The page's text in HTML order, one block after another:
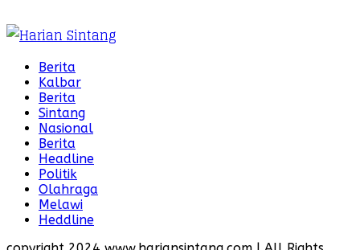
Berita
Kalbar
Berita
Sintang
Nasional
Berita
Headline
Politik
Olahraga
Melawi
Heddline